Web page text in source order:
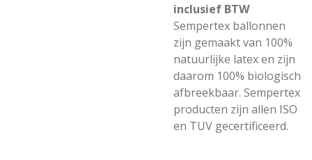
inclusief BTW
Sempertex ballonnen
zijn gemaakt van 100%
natuurlijke latex en zijn
daarom 100% biologisch
afbreekbaar. Sempertex
producten zijn allen ISO
en TUV gecertificeerd.